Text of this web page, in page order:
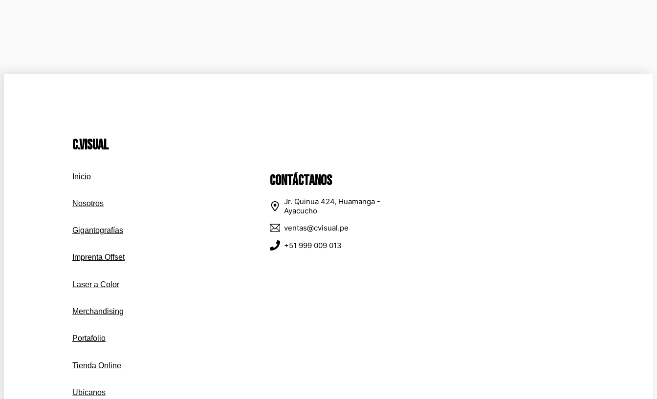
c.visual
Inicio
Nosotros
Gigantografías
Imprenta Offset
Laser a Color
Merchandising
Portafolio
Tienda Online
Ubícanos
Contáctanos
Jr. Quinua 424, Huamanga -
Ayacucho
ventas@cvisual.pe
+51 999 009 013